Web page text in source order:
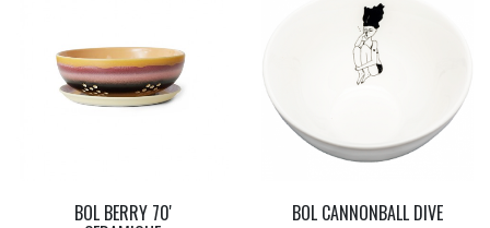
BOL BERRY 70' BOL CANNONBALL DIVE